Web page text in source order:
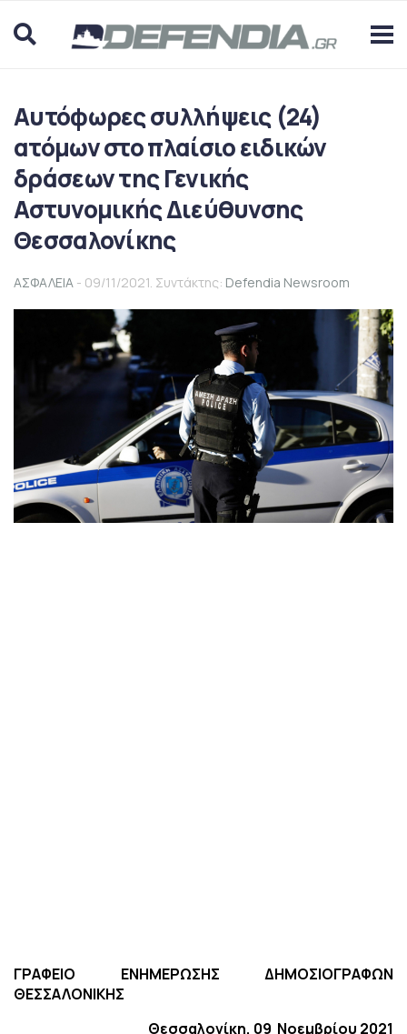
Αυτόφωρες συλλήψεις (24)
ατόμων στο πλαίσιο ειδικών
δράσεων της Γενικής
Αστυνομικής Διεύθυνσης
Θεσσαλονίκης
ΑΣΦΑΛΕΙΑ - 09/11/2021. Συντάκτης: Defendia Newsroom
ΓΡΑΦΕΙΟ ΕΝΗΜΕΡΩΣΗΣ ΔΗΜΟΣΙΟΓΡΑΦΩΝ
ΘΕΣΣΑΛΟΝΙΚΗΣ
Θεσσαλονίκη, 09 Νοεμβρίου 2021